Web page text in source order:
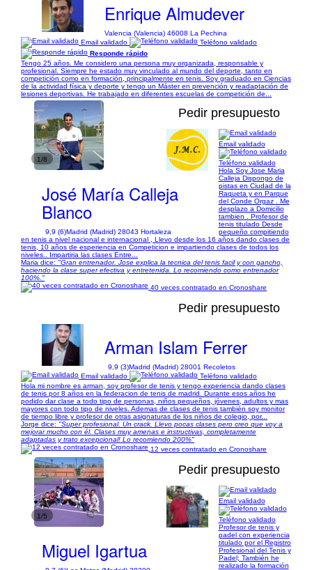
Enrique Almudever
Valencia (Valencia) 46008 La Pechina
Email validado
Teléfono validado
Responde rápido
Tengo 25 años. Me considero una persona muy organizada, responsable y
profesional. Siempre he estado muy vinculado al mundo del deporte, tanto en
competición como en formación, principalmente en tenis. Soy graduado en Ciencias
de la actividad física y deporte y tengo un Máster en prevención y readaptación de
lesiones deportivas. He trabajado en diferentes escuelas de competición de...
1/8
Pedir presupuesto
José María Calleja
Blanco
9,9 (6)Madrid (Madrid) 28043 Hortaleza
Email validado
Teléfono validado
Hola Soy Jose Maria
Calleja Dispongo de
pistas en Ciudad de la
Raqueta y en Parque
del Conde Orgaz . Me
desplazo a Domicilio
tambien . Profesor de
tenis titulado Desde
pequeño compitiendo
en tenis a nivel nacional e internacional , Llevo desde los 16 años dando clases de
tenis, 10 años de esperiencia en Competicion e impartiendo clases de todos los
niveles.. Impartiria las clases Entre...
Maria dice: "Gran entrenador. Jose explica la tecnica del tenis facil y con gancho,
haciendo la clase super efectiva y entretenida. Lo recomiendo como entrenador
100%."
40 veces contratado en Cronoshare
Pedir presupuesto
Arman Islam Ferrer
9,9 (3)Madrid (Madrid) 28001 Recoletos
Email validado
Teléfono validado
Hola mi nombre es arman, soy profesor de tenis y tengo experiencia dando clases
de tenis por 8 años en la federacion de tenis de madrid. Durante esos años he
podido dar clase a todo tipo de personas, niños pequeños, jóvenes, adultos y mas
mayores con todo tipo de niveles. Ademas de clases de tenis también soy monitor
de tiempo libre y profesor de otras asignaturas de los niños de colegio, por...
Jorge dice: "Super profesional. Un crack. Llevo pocas clases pero creo que voy a
mejorar mucho con él. Clases muy amenas e instructivas, completamente
adaptadas y trato excepcional! Lo recomiendo 200%"
12 veces contratado en Cronoshare
1/5
Pedir presupuesto
Miguel Igartua
Email validado
Teléfono validado
Profesor de tenis y
padel con experiencia
titulado por el Registro
Profesional del Tenis y
Padel; También he
realizado la formación